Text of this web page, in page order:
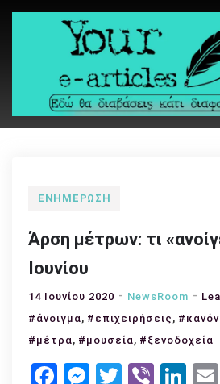
Skip
Your e-articles
Εδώ θα διαβάσεις κάτι
ΕΝΗΜΈΡΩΣΗ
Άρση μέτρων: τι
Ιουνίου
14 Ιουνίου 2020 NewsRoom
#άνοιγμα, #επιχειρήσεις ,
#μέτρα, #μουσεία, #ξενοδοχεία
Facebook
Messenger
Twitter
Viber